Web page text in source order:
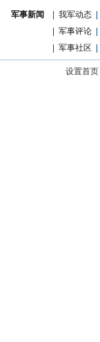
军事新闻 我军动态
军事评论
军事社区
设置首页